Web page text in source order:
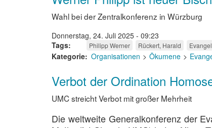
Wahl bei der Zentralkonferenz in Würzburg
Donnerstag, 24. Juli 2025 - 09:23
Tags
Philipp Werner Rückert, Harald
Kategorie Organisationen Ökumene
Verbot der Ordination
UMC streicht Verbot mit großer Mehrheit
Die weltweite Generalkonferenz der